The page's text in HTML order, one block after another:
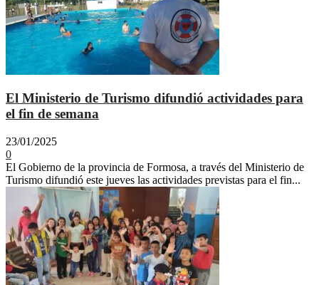
El Ministerio de Turismo difundió actividades para
el fin de semana
23/01/2025
0
El Gobierno de la provincia de Formosa, a través del Ministerio de
Turismo difundió este jueves las actividades previstas para el fin...